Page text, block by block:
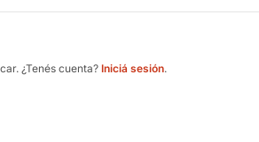
¿Tenés cuenta? Iniciá sesión.